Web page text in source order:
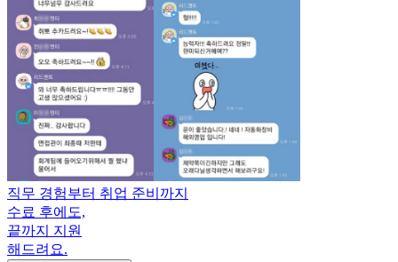
직무 경험부터 취업 준비까지
수료 후에도,
끝까지 지원
해드려요.